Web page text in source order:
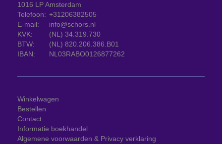
1016 LP Amsterdam
Telefoon: +31206382505
E-mail:
info@schors.nl
KVK:
(NL) 34.319.730
BTW:
(NL) 820.206.386.B01
IBAN:
NL03RABO0126877262
Winkelwagen
Bestellen
Contact
Informatie boekhandel
Algemene voorwaarden & Privacy verklaring